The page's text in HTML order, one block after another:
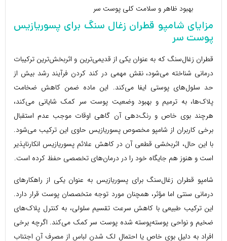
بهبود ظاهر و سلامت کلی پوست سر
مزایای شامپو قطران زغال سنگ برای پسوریازیس
پوست سر
قطران زغال‌سنگ که به عنوان یکی از قدیمی‌ترین و اثربخش‌ترین ترکیبات
درمانی شناخته می‌شود، نقش مهمی در کند کردن فرآیند رشد بیش از
حد سلول‌های پوستی ایفا می‌کند. این ماده ضمن کاهش ضخامت
پلاک‌ها، به ترمیم و بهبود وضعیت پوست سر کمک شایانی می‌کند،
هرچند بوی خاص و رنگ‌دهی آن گاهی اوقات موجب عدم استقبال
برخی کاربران از شامپو مخصوص پسوریازیس حاوی این ترکیب می‌شود.
با این حال، اثربخشی قطعی آن در کاهش علائم پسوریازیس انکارناپذیر
است و هنوز هم جایگاه خود را در درمان‌های تخصصی حفظ کرده است.
شامپو قطران زغال‌سنگ برای پسوریازیس به عنوان یکی از راهکارهای
درمانی سنتی اما مؤثر، همچنان مورد توجه متخصصان پوست قرار دارد.
این ترکیب طبیعی با کاهش سرعت تقسیم سلولی، به کنترل پلاک‌های
ضخیم و نواحی پوسته‌پوسته شده پوست سر کمک می‌کند. اگرچه برخی
افراد به دلیل بوی خاص یا احتمال لک شدن لباس از مصرف آن اجتناب